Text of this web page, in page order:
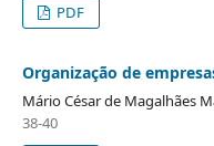
PDF
Organização de
Mário César de Magalhães
38-40